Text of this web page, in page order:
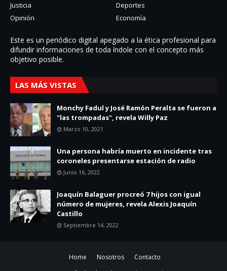
Justicia
Deportes
Opinión
Economía
Este es un periódico digital apegado a la ética profesional para
difundir informaciones de toda í­ndole con el concepto más
objetivo posible.
LAS MÁS VISTAS
Monchy Fadul y José Ramón Peralta se fueron a
"las trompadas", revela Willy Paz
Marzo 10, 2021
Una persona habría muerto en incidente tras
coroneles presentarse estación de radio
Junio 16, 2022
Joaquín Balaguer procreó 7 hijos con igual
número de mujeres, revela Alexis Joaquín
Castillo
Septiembre 14, 2022
Home Nosotros
Contacto